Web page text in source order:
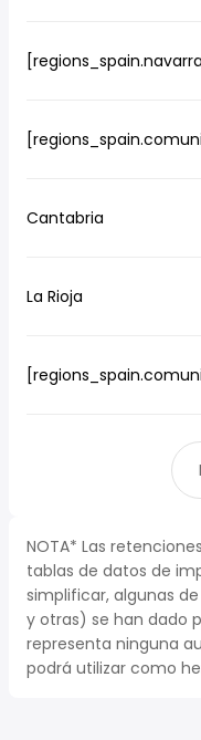
Cantabria
La Rioja
NOTA* Las
tablas de datos de
simplificar, algunas
y otras) se han dado
representa ninguna
podrá utilizar como